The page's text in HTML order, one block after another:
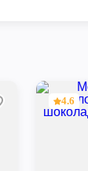
4.6